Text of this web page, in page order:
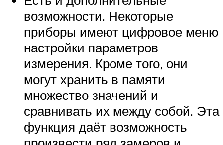
возможности. Некоторые
приборы имеют цифровое меню
настройки параметров
измерения. Кроме того, они
могут хранить в памяти
множество значений и
сравнивать их между собой. Эта
функция даёт возможность